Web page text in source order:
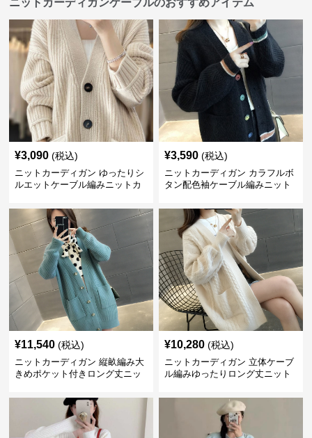
ニットカーディガンケーブルのおすすめアイテム
¥3,090 (税込)
ニットカーディガン ゆったりシ
ルエットケーブル編みニットカ
¥3,590 (税込)
ニットカーディガン カラフルボ
タン配色袖ケーブル編みニット
¥11,540 (税込)
ニットカーディガン 縦畝編み大
きめポケット付きロング丈ニッ
¥10,280 (税込)
ニットカーディガン 立体ケーブ
ル編みゆったりロング丈ニット